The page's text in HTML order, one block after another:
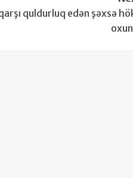
quldurluq edən şəxsə